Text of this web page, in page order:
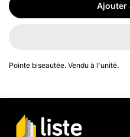
Ajouter
Pointe biseautée. Vendu à l'unité.